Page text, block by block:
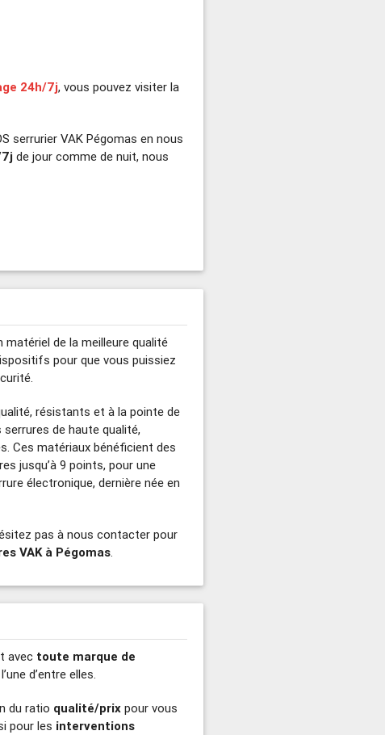
24h/7j, vous pouvez visiter la
serrurier VAK Pégomas en nous
7j de jour comme de nuit, nous
de la meilleure qualité
pour que vous puissiez
résistants et à la pointe de
de haute qualité,
Ces matériaux bénéficient des
jusqu’à 9 points, pour une
électronique, dernière née en
pas à nous contacter pour
VAK à Pégomas
avec toute marque de
d’entre elles.
du ratio qualité/prix pour vous
pour les interventions